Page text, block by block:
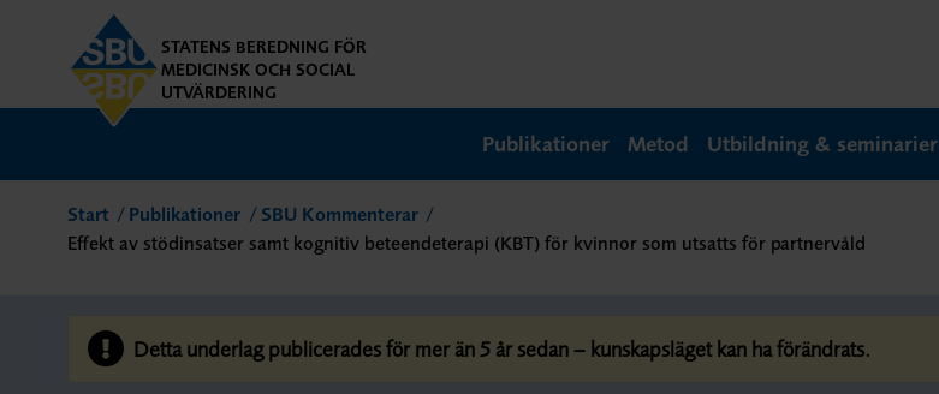
STATENS BEREDNING FÖR
MEDICINSK OCH SOCIAL
UTVÄRDERING
Publikationer Metod Utbildning & seminarier
Start Publikationer
SBU Kommenterar
Effekt av stödinsatser samt kognitiv beteendeterapi (KBT) för kvinnor som utsatts för partnervåld
Detta underlag publicerades för mer än 5 år sedan – kunskapsläget kan ha förändrats.